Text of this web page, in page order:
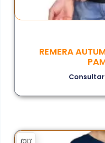
REMERA